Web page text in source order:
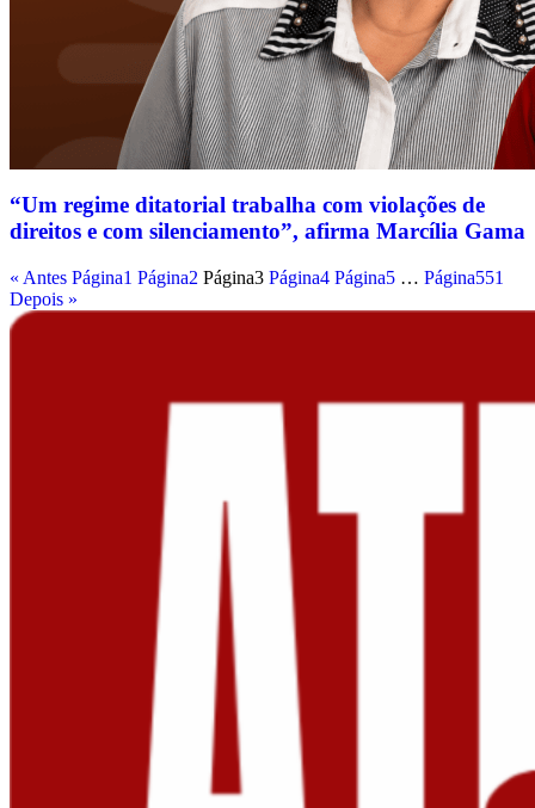
“Um regime ditatorial trabalha com violações de
direitos e com silenciamento”, afirma Marcília Gama
« Antes Página1 Página2 Página3 Página4 Página5 … Página551
Depois »